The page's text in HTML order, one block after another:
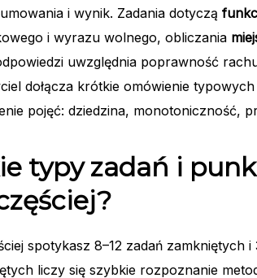
i wynik. Zadania dotyczą
i wyrazu wolnego, obliczania
uwzględnia poprawność
dołącza krótkie omówienie
pojęć: dziedzina, monotoniczność,
typy zadań i
spotykasz 8–12 zadań
liczy się szybkie rozpoznanie